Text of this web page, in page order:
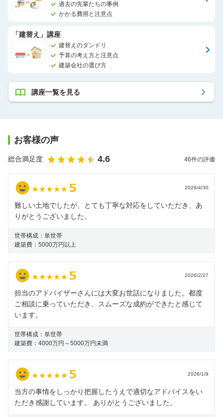
過去の先輩たちの事例
かかる費用と注意点
「建替え」講座
建替えのダンドリ
予算の考え方と注意点
建築会社の選び方
講座一覧を見る
お客様の声
総合満足度 4.6 46件の評価
2026/4/30
難しい土地でしたが、とても丁寧な対応をしていただき、あ
りがとうございました。
世帯構成： 単世帯
建築費： 5000万円以上
2026/2/27
担当のアドバイザーさんには大変お世話になりました。都度
ご相談に乗っていただき、スムーズな成約ができたと感じて
います。
世帯構成： 単世帯
建築費： 4000万円～5000万円未満
2026/1/9
当方の事情をしっかり把握したうえで適切なアドバイスをい
ただき感謝しています。 ありがとうございました。